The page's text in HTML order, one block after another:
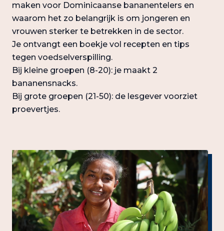
maken voor Dominicaanse bananentelers en
waarom het zo belangrijk is om jongeren en
vrouwen sterker te betrekken in de sector.
Je ontvangt een boekje vol recepten en tips
tegen voedselverspilling.
Bij kleine groepen (8-20): je maakt 2
bananensnacks.
Bij grote groepen (21-50): de lesgever voorziet
proevertjes.